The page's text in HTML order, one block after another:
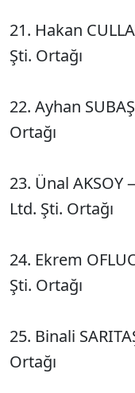
21. Hakan
Şti. Ortağı
22. Ayhan
Ortağı
23. Ünal
Ltd. Şti. Ortağı
24. Ekrem
Şti. Ortağı
25. Binali
Ortağı